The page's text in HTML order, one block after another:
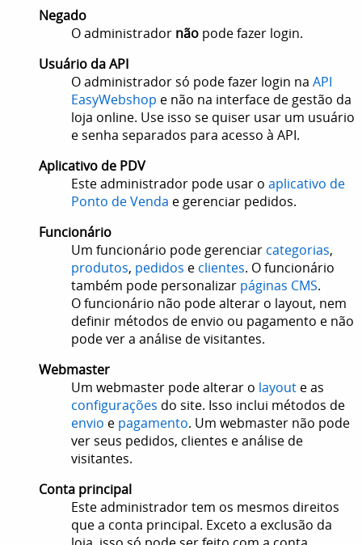
Negado
O administrador não pode fazer login.
Usuário da API
O administrador só pode fazer login na API
EasyWebshop e não na interface de gestão da
loja online. Use isso se quiser usar um usuário
e senha separados para acesso à API.
Aplicativo de PDV
Este administrador pode usar o aplicativo de
Ponto de Venda e gerenciar pedidos.
Funcionário
Um funcionário pode gerenciar categorias,
produtos, pedidos e clientes. O funcionário
também pode personalizar páginas CMS.
O funcionário não pode alterar o layout, nem
definir métodos de envio ou pagamento e não
pode ver a análise de visitantes.
Webmaster
Um webmaster pode alterar o layout e as
configurações do site. Isso inclui métodos de
envio e pagamento. Um webmaster não pode
ver seus pedidos, clientes e análise de
visitantes.
Conta principal
Este administrador tem os mesmos direitos
que a conta principal. Exceto a exclusão da